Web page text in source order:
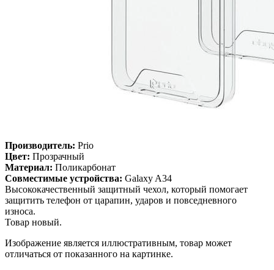
Производитель: Prio
Цвет: Прозрачный
Материал: Поликарбонат
Совместимые устройства: Galaxy A34
Высококачественный защитный чехол, который помогает
защитить телефон от царапин, ударов и повседневного
износа.
Товар новый.
Изображение является иллюстративным, товар может
отличаться от показанного на картинке.